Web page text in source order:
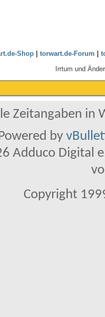
Shop| torwart.de-Forum
Irrtum und
Zeitangaben in
by
Adduco Digital
Copyright